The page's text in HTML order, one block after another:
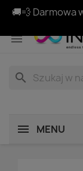
🚚💨 Darmowa

search
MENU